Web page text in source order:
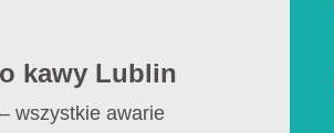
kawy Lublin
– wszystkie awarie